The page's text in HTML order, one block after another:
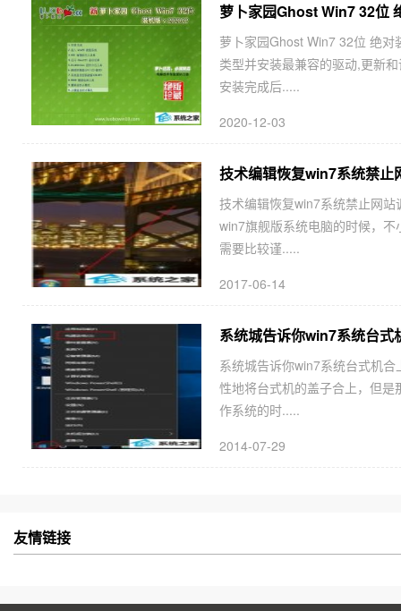
萝卜家园Ghost Win7 32位
萝卜家园Ghost Win7 32位 绝
类型并安装最兼容的驱动,更新
安装完成后.....
2020-12-03
技术编辑恢复win7系统禁止
技术编辑恢复win7系统禁止网
win7旗舰版系统电脑的时候，
需要比较谨.....
2017-06-14
系统城告诉你win7系统台式
系统城告诉你win7系统台式机
性地将台式机的盖子合上，但
作系统的时.....
2014-07-29
友情链接